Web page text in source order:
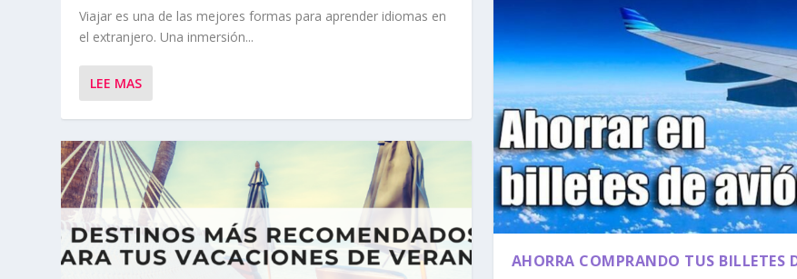
Viajar es una de las mejores formas para aprender idiomas en
el extranjero. Una inmersión...
LEE MAS
AHORRA COMPRANDO TUS BILLETES